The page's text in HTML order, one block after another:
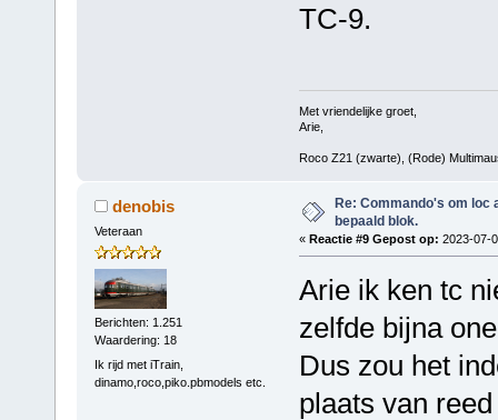
TC-9.
Met vriendelijke groet,
Arie,
Roco Z21 (zwarte), (Rode)
denobis
Veteraan
Berichten: 1.251
Waardering: 18
Ik rijd met iTrain,
dinamo,roco,piko.pbmodels etc.
Re: Commando's om loc
bepaald blok.
« Reactie #9 Gepost op: 2023-07-
Arie ik ken tc
zelfde bijna
Dus zou het
plaats van